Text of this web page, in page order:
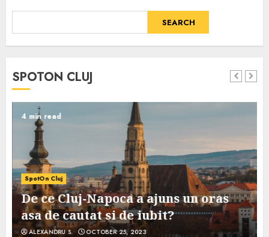
SEARCH
SPOTON CLUJ
4 min read
SpotOn Cluj
De ce Cluj-Napoca a ajuns un oras
asa de cautat si de iubit?
ALEXANDRU S. OCTOBER 25, 2023